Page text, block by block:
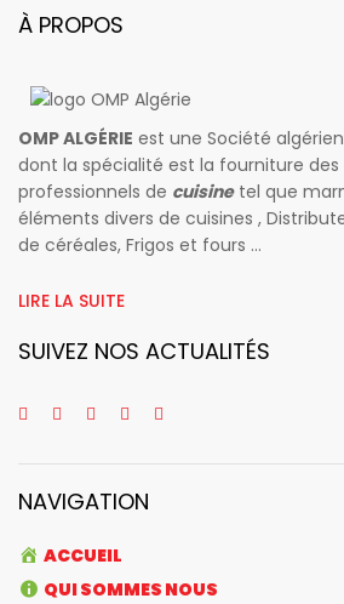
À PROPOS
OMP ALGÉRIE est une Société
dont la spécialité est la fourniture
professionnels de cuisine tel que
éléments divers de cuisines ,
de céréales, Frigos et fours ...
LIRE LA SUITE
SUIVEZ NOS ACTUALITÉS
NAVIGATION
ACCUEIL
QUI SOMMES NOUS